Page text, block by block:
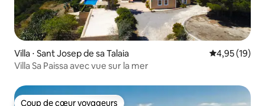
Villa ⋅ Sant Josep de sa Talaia Évaluation
4,95 (19)
Villa Sa Paissa avec vue sur la mer
Coup de cœur voyageurs